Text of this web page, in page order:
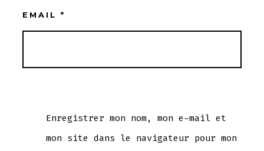
EMAIL *
Enregistrer mon nom, mon e-mail et
mon site dans le navigateur pour mon